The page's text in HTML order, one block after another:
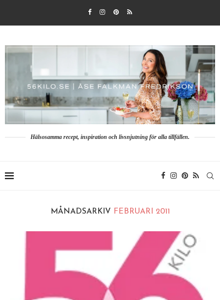
Hälsosamma recept, inspiration och livsnjutning för alla tillfällen.
MÅNADSARKIV FEBRUARI 2011